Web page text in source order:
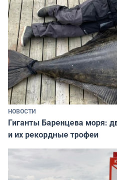
НОВОСТИ
Гиганты Баренцева моря:
и их рекордные трофеи